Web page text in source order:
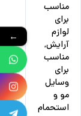
مناسب
برای
لوازم
آرایش,
مناسب
برای
وسایل
مو و
استحمام
←